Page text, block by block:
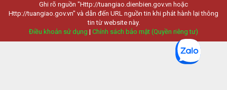
Ghi rõ nguồn "Http://tuangiao.dienbien.gov.vn hoặc
Http://tuangiao.gov.vn" và dẫn đến URL nguồn tin khi phát hành lại thông
tin từ website này.
Điều khoản sử dụng | Chính sách bảo mật (Quyền riêng tư)